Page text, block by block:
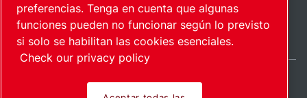
Mapa del sitioAdministrar cookies © 2026 Copyright.
International / ES
preferencias. Tenga en cuenta que algunas
funciones pueden no funcionar según lo previsto
si solo se habilitan las cookies esenciales.
Check our privacy policy